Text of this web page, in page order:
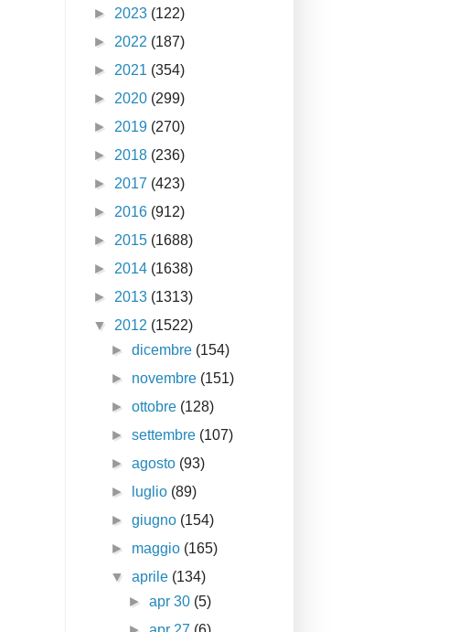
► 2023 (122)
► 2022 (187)
► 2021 (354)
► 2020 (299)
► 2019 (270)
► 2018 (236)
► 2017 (423)
► 2016 (912)
► 2015 (1688)
► 2014 (1638)
► 2013 (1313)
▼ 2012 (1522)
►dicembre (154)
► novembre (151)
►ottobre (128)
►settembre (107)
►agosto (93)
►
luglio (89)
►giugno (154)
► maggio (165)
▼aprile (134)
►apr 30 (5)